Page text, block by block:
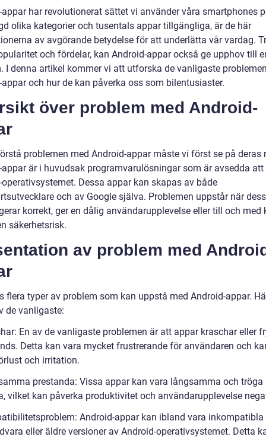
har revolutionerat sättet vi använder våra smartphones
olika kategorier och tusentals appar tillgängliga, är de här
av avgörande betydelse för att underlätta vår vardag.
och fördelar, kan Android-appar också ge upphov till
I denna artikel kommer vi att utforska de vanligaste
och hur de kan påverka oss som bilentusiaster.
över problem med Android-
problemen med Android-appar måste vi först se på deras
är i huvudsak programvarulösningar som är avsedda att
Dessa appar kan skapas av både
och av Google själva. Problemen uppstår när
korrekt, ger en dålig användarupplevelse eller till och med
säkerhetsrisk.
av problem med
flera typer av problem som kan uppstå med Android-appar.
de vanligaste:
En av de vanligaste problemen är att appar kraschar eller
Detta kan vara mycket frustrerande för användaren och
och irritation.
prestanda: Vissa appar kan vara långsamma och tröga
vilket kan påverka produktivitet och användarupplevelse
Android-appar kan ibland vara inkompatibla
eller äldre versioner av Android-operativsystemet. Detta